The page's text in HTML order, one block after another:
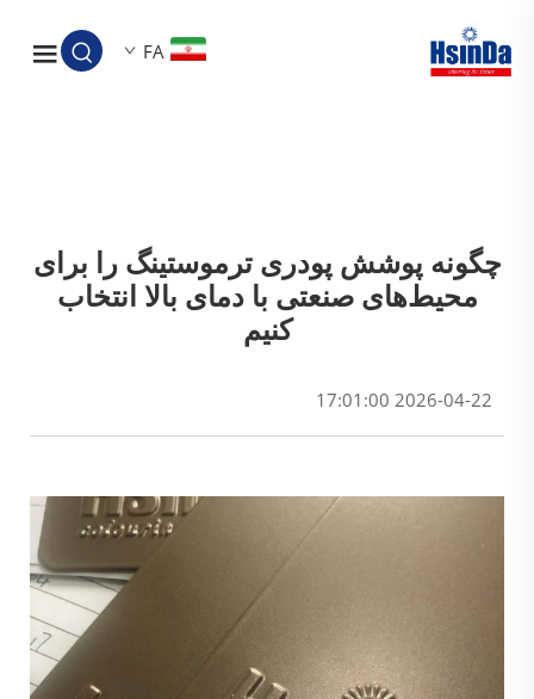
FA
چگونه پوشش پودری ترموستینگ را برای
محیط‌های صنعتی با دمای بالا انتخاب
کنیم
2026-04-22 17:01:00